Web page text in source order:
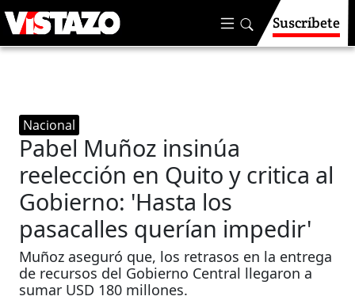
Suscríbete
Nacional
Pabel Muñoz insinúa
reelección en Quito y critica al
Gobierno: 'Hasta los
pasacalles querían impedir'
Muñoz aseguró que, los retrasos en la entrega
de recursos del Gobierno Central llegaron a
sumar USD 180 millones.